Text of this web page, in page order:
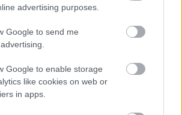
advertising purposes.
Google to send me
Google to enable storage
like cookies on web or
in apps.
mozgatni lehet képernyőn lévő
sávok használata nélkül. Ez
táblázatok kezelésekor, vagy a